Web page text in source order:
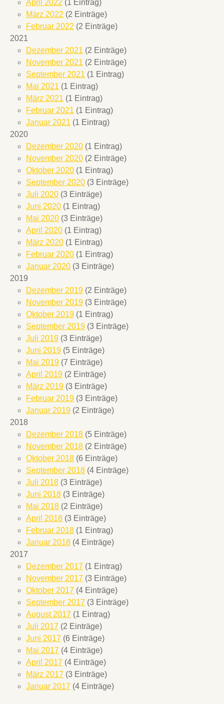
April 2022 (1 Eintrag)
März 2022 (2 Einträge)
Februar 2022 (2 Einträge)
2021
Dezember 2021 (2 Einträge)
November 2021 (2 Einträge)
September 2021 (1 Eintrag)
Mai 2021 (1 Eintrag)
März 2021 (1 Eintrag)
Februar 2021 (1 Eintrag)
Januar 2021 (1 Eintrag)
2020
Dezember 2020 (1 Eintrag)
November 2020 (2 Einträge)
Oktober 2020 (1 Eintrag)
September 2020 (3 Einträge)
Juli 2020 (3 Einträge)
Juni 2020 (1 Eintrag)
Mai 2020 (3 Einträge)
April 2020 (1 Eintrag)
März 2020 (1 Eintrag)
Februar 2020 (1 Eintrag)
Januar 2020 (3 Einträge)
2019
Dezember 2019 (2 Einträge)
November 2019 (3 Einträge)
Oktober 2019 (1 Eintrag)
September 2019 (3 Einträge)
Juli 2019 (3 Einträge)
Juni 2019 (5 Einträge)
Mai 2019 (7 Einträge)
April 2019 (2 Einträge)
März 2019 (3 Einträge)
Februar 2019 (3 Einträge)
Januar 2019 (2 Einträge)
2018
Dezember 2018 (5 Einträge)
November 2018 (2 Einträge)
Oktober 2018 (6 Einträge)
September 2018 (4 Einträge)
Juli 2018 (3 Einträge)
Juni 2018 (3 Einträge)
Mai 2018 (2 Einträge)
April 2018 (3 Einträge)
Februar 2018 (1 Eintrag)
Januar 2018 (4 Einträge)
2017
Dezember 2017 (1 Eintrag)
November 2017 (3 Einträge)
Oktober 2017 (4 Einträge)
September 2017 (3 Einträge)
August 2017 (1 Eintrag)
Juli 2017 (2 Einträge)
Juni 2017 (6 Einträge)
Mai 2017 (4 Einträge)
April 2017 (4 Einträge)
März 2017 (3 Einträge)
Januar 2017 (4 Einträge)